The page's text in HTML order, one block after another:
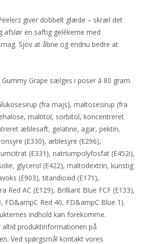
giver dobbelt glæde – skræl det
afslør en saftig gelékerne med
Sjov at åbne og endnu bedre at
Gummy Grape sælges i poser á 80 gram.
(fra majs), maltosesirup (fra
maltitol, sorbitol, koncentreret
æblesaft, gelatine, agar, pektin,
(E330), æblesyre (E296),
(E331), natriumpolyfosfat (E452i),
glycerol (E422), maltodextrin, kunstig
(E903), titandioxid (E171),
Red AC (E129), Brilliant Blue FCF (E133),
FD&ampC Red 40, FD&ampC Blue 1).
indhold kan forekomme.
produktinformationen på
Ved spørgsmål kontakt vores